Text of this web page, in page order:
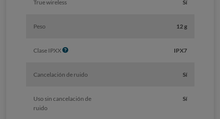
True wireless Sí
Peso 12 g
Clase IPXX I
o
IPX7
Cancelación de ruido Sí
Uso sin cancelación de
ruido
Sí